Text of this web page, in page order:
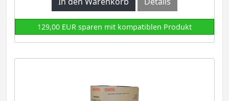
129,00 EUR sparen mit kompatiblen Produkt